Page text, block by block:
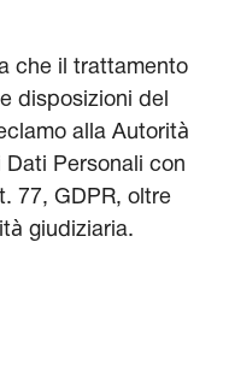
che il trattamento
disposizioni del
alla Autorità
Personali con
77, GDPR, oltre
giudiziaria.